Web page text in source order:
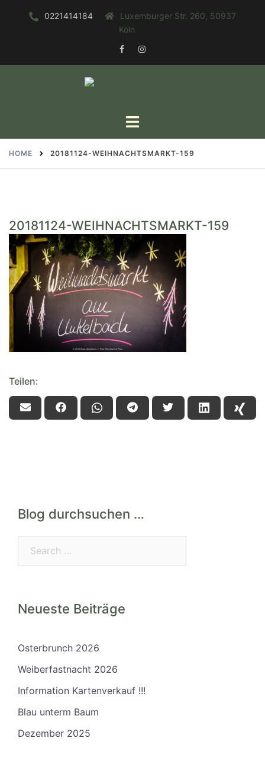
0221414184
Luxemburger Str. 260, 50937
Köln
FACEBOOKINSTAGRAM
Toggle
HOME 20181124-WEIHNACHTSMARKT-159
20181124-WEIHNACHTSMARKT-159
Teilen:
Blog durchsuchen …
Neueste Beiträge
Osterbrunch 2026
Weiberfastnacht 2026
Information Kartenverkauf !!!
Blau unterm Baum
Dezember 2025